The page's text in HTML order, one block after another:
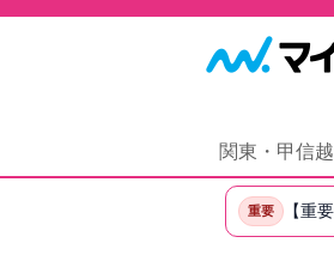
関東・甲信越
重要 【重